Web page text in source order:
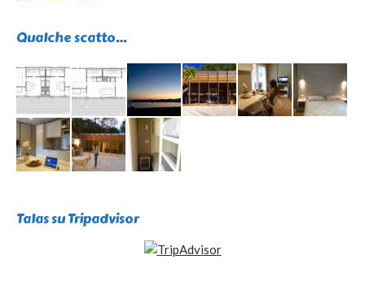
Qualche scatto…
Talas su Tripadvisor